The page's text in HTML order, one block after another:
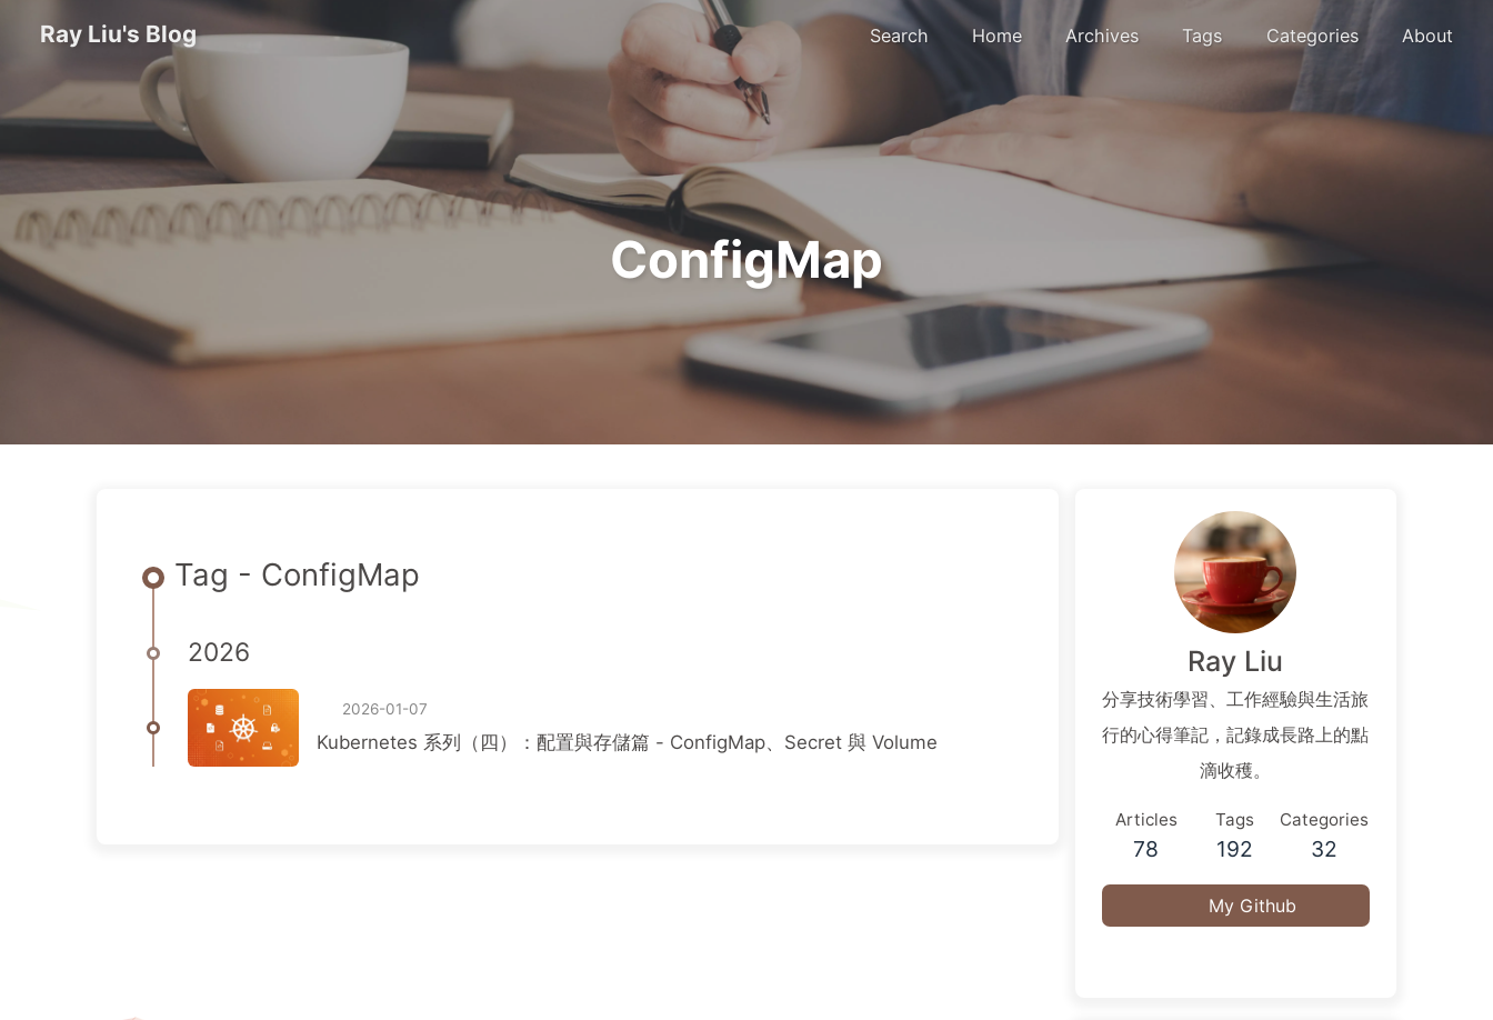
Ray Liu's Blog Search Home Archives Tags Categories About
ConfigMap
Tag - ConfigMap
2026
2026-01-07
Kubernetes 系列（四）：配置與存儲篇 - ConfigMap、Secret 與 Volume
Ray Liu
分享技術學習、工作經驗與生活旅
行的心得筆記，記錄成長路上的點
滴收穫。
Articles
78
Tags
192
Categories
32
My Github